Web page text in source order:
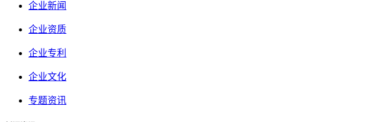
企业新闻
企业资质
企业专利
企业文化
专题资讯